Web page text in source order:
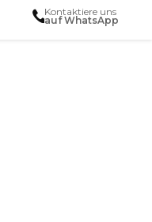
Kontaktiere uns
auf WhatsApp